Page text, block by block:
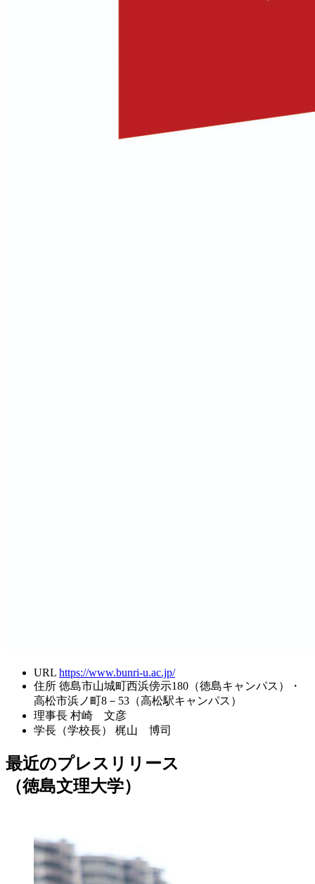
URL https://www.bunri-u.ac.jp/
住所 徳島市山城町西浜傍示180（徳島キャンパス）・
高松市浜ノ町8－53（高松駅キャンパス）
理事長 村崎 文彦
学長（学校長）
梶山 博司
最近のプレスリリース
（徳島文理大学）